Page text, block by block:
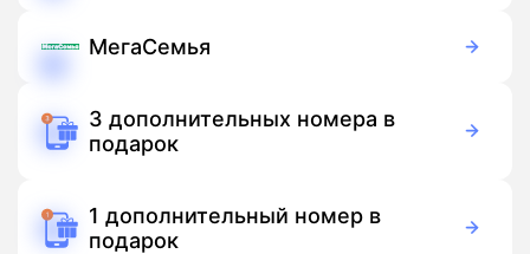
МегаСемья
3 дополнительных номера в
подарок
1 дополнительный номер в
подарок